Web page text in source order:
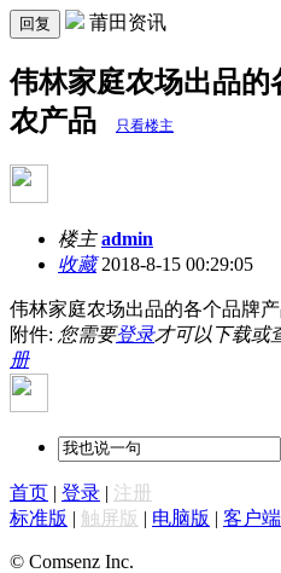
回复 莆田资讯
伟林家庭农场出品
农产品
只看楼主
楼主 admin
收藏2018-8-15 00:29:05
伟林家庭农场出品的各个品牌
附件: 您需要登录才可以下载或
册
首页 | 登录 | 注册
标准版 | 触屏版 | 电脑版 | 客户端
© Comsenz Inc.